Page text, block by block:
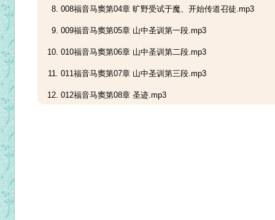
008福音马窦第04章 旷野受试于魔、开始传道召徒.mp3
009福音马窦第05章 山中圣训第一段.mp3
010福音马窦第06章 山中圣训第二段.mp3
011福音马窦第07章 山中圣训第三段.mp3
012福音马窦第08章 圣迹.mp3